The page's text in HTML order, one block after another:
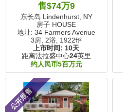
售$74万9
东长岛 Lindenhurst, NY
房子 HOUSE
地址: 34 Farmers Avenue
3房, 2浴, 1922ft²
上市时间: 10天
距离法拉盛中心24英里
约人民币5百万元
公开展售